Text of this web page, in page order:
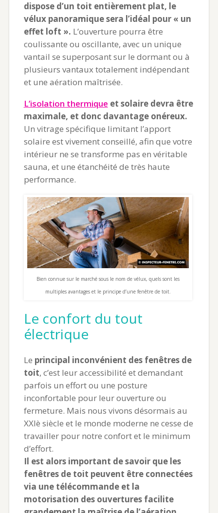
dispose d’un toit entièrement plat, le
vélux panoramique sera l’idéal pour « un
effet loft ». L’ouverture pourra être
coulissante ou oscillante, avec un unique
vantail se superposant sur le dormant ou à
plusieurs vantaux totalement indépendant
et une aération maîtrisée.
L’isolation thermique et solaire devra être
maximale, et donc davantage onéreux.
Un vitrage spécifique limitant l’apport
solaire est vivement conseillé, afin que votre
intérieur ne se transforme pas en véritable
sauna, et une étanchéité de très haute
performance.
Bien connue sur le marché sous le nom de vélux, quels sont les
multiples avantages et le principe d’une fenêtre de toit.
Le confort du tout
électrique
Le principal inconvénient des fenêtres de
toit, c’est leur accessibilité et demandant
parfois un effort ou une posture
inconfortable pour leur ouverture ou
fermeture. Mais nous vivons désormais au
XXIè siècle et le monde moderne ne cesse de
travailler pour notre confort et le minimum
d’effort.
Il est alors important de savoir que les
fenêtres de toit peuvent être connectées
via une télécommande et la
motorisation des ouvertures facilite